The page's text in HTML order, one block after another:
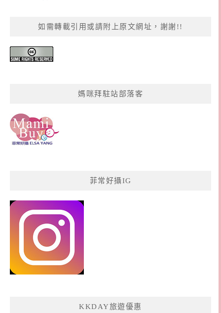
如需轉載引用或請附上原文網址，謝謝!!
媽咪拜駐站部落客
菲常好攝IG
KKDAY旅遊優惠